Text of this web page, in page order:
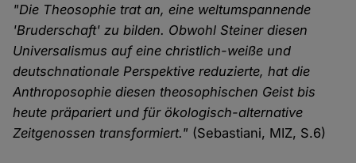
"Die Theosophie trat an, eine weltumspannende
'Bruderschaft' zu bilden. Obwohl Steiner diesen
Universalismus auf eine christlich-weiße und
deutschnationale Perspektive reduzierte, hat die
Anthroposophie diesen theosophischen Geist bis
heute präpariert und für ökologisch-alternative
Zeitgenossen transformiert." (Sebastiani, MIZ, S.6)